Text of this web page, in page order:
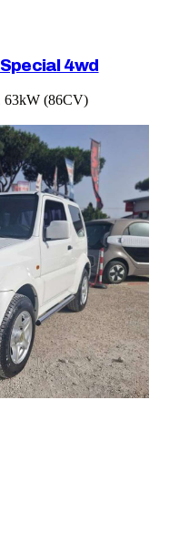
4wd
63kW (86CV)